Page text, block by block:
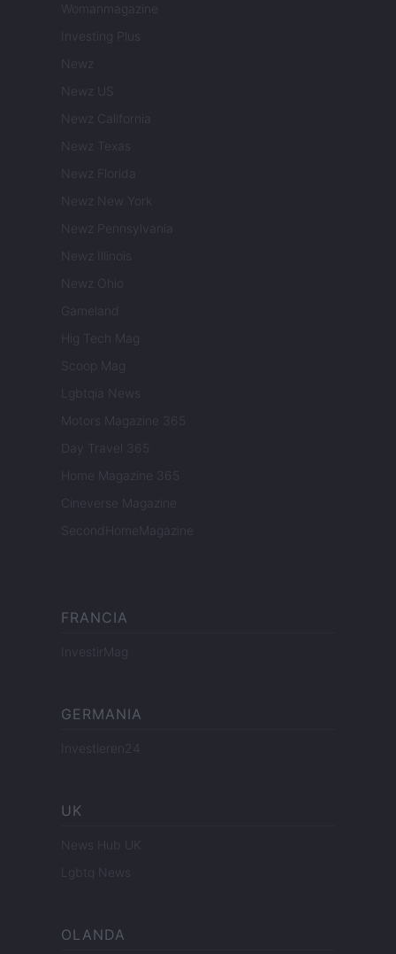
Womanmagazine
Investing Plus
Newz
Newz US
Newz California
Newz Texas
Newz Florida
Newz New York
Newz Pennsylvania
Newz Illinois
Newz Ohio
Gameland
Hig Tech Mag
Scoop Mag
Lgbtqia News
Motors Magazine 365
Day Travel 365
Home Magazine 365
Cineverse Magazine
SecondHomeMagazine
FRANCIA
InvestirMag
GERMANIA
Investieren24
UK
News Hub UK
Lgbtq News
OLANDA